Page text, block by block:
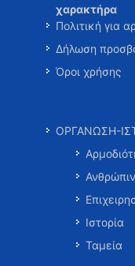
χαρακτήρα
Πολιτική για
Δήλωση
Όροι χρήσης
ΟΡΓΑΝΩΣΗ-
Ιστορία
Ταμεία